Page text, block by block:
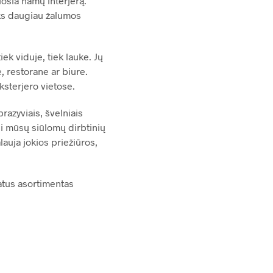
daugiau žalumos
viduje, tiek lauke. Jų
restorane ar biure.
vietose.
švelniais
mūsų siūlomų dirbtinių
jokios priežiūros,
asortimentas